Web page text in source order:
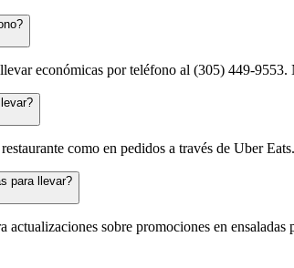
económicas por teléfono al (305) 449-
como en pedidos a través de Uber
para llevar?
actualizaciones sobre promociones en